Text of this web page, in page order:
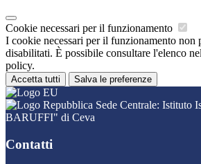
Cookie necessari per il funzionamento
I cookie necessari per il funzionamento non
disabilitati. È possibile consultare l'elenco
policy.
Accetta tutti Salva le preferenze
Sede Centrale: Istituto
BARUFFI" di Ceva
Contatti